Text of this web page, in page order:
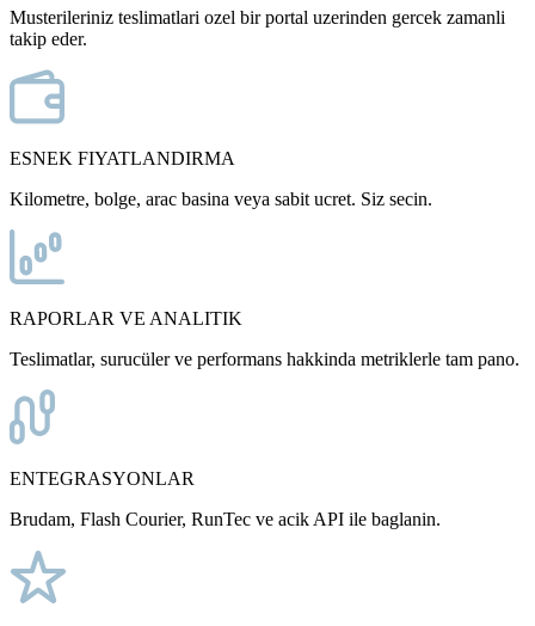
Musterileriniz teslimatlari ozel bir portal uzerinden gercek zamanli
takip eder.
ESNEK FIYATLANDIRMA
Kilometre, bolge, arac basina veya sabit ucret. Siz secin.
RAPORLAR VE ANALITIK
Teslimatlar, surucüler ve performans hakkinda metriklerle tam pano.
ENTEGRASYONLAR
Brudam, Flash Courier, RunTec ve acik API ile baglanin.